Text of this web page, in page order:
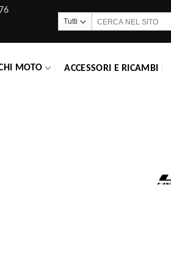
MOTO ACCESSORI E RICAMBI